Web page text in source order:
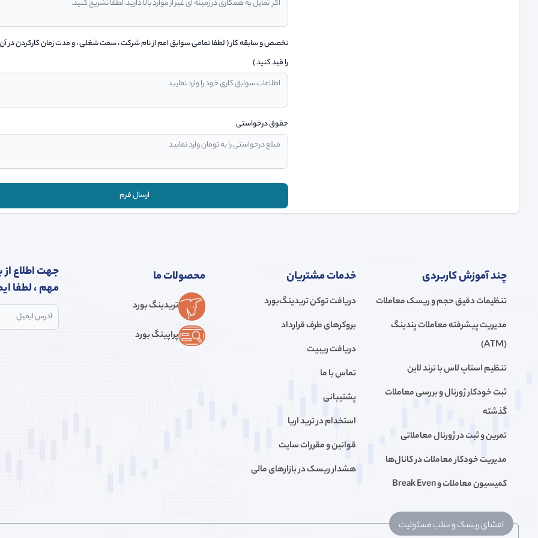
تخصص و سابقه کار ( لطفا تمامی سوابق اعم از نام شرکت ، سمت شغلی ، و مدت زمان کارکردن در
را قید کنید )
حقوق درخواستی
ارسال فرم
چند آموزش کاربردی
تنظیمات دقیق حجم و ریسک معاملات
مدیریت پیشرفته معاملات پندینگ
(ATM)
تنظیم استاپ لاس با ترند لاین
ثبت خودکار ژورنال و بررسی معاملات
گذشته
تمرین و ثبت در ژورنال معاملاتی
مدیریت خودکار معاملات در کانال‌ها
کمیسیون معاملات و Break Even
خدمات مشتریان
دریافت توکن تریدینگ‌بورد
بروکرهای طرف قرارداد
دریافت ریبیت
تماس با ما
پشتیبانی
استخدام در ترید اریا
قوانین و مقررات سایت
هشدار ریسک در بازار‌های مالی
محصولات ما
تریدینگ بورد
پراپینگ بورد
جهت اطلاع از
مهم ، لطفا
افشای ریسک و سلب مسئولیت